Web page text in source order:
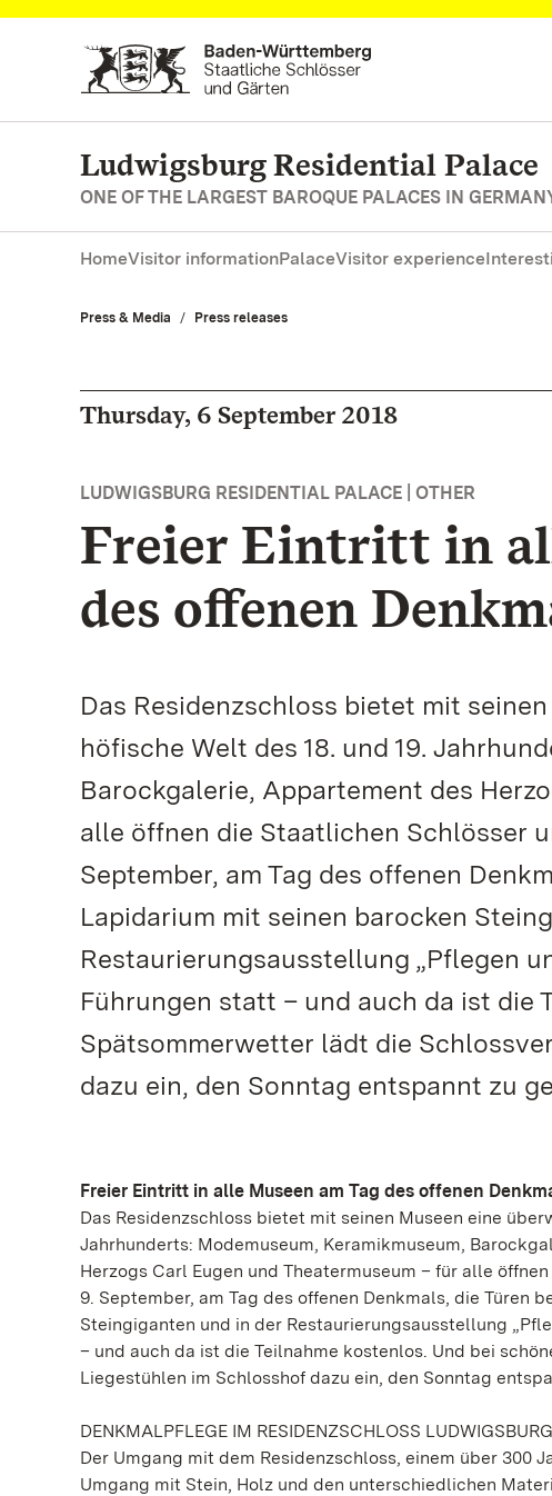
Navigate to main page
Ludwigsburg Residential Palace
ONE OF THE LARGEST BAROQUE PALACES IN
HomeVisitor informationPalaceVisitor experience
Press & Media Press releases
Thursday, 6 September 2018
LUDWIGSBURG RESIDENTIAL PALACE | OTHER
Freier Eintritt in
des offenen
Das Residenzschloss bietet mit
höfische Welt des 18. und 19.
Barockgalerie, Appartement des
alle öffnen die Staatlichen Schlösser
September, am Tag des offenen
Lapidarium mit seinen barocken
Restaurierungsausstellung „Pflegen
Führungen statt – und auch da ist die
Spätsommerwetter lädt die
dazu ein, den Sonntag entspannt zu
Freier Eintritt in alle Museen am Tag des offenen
Das Residenzschloss bietet mit seinen Museen eine
Jahrhunderts: Modemuseum, Keramikmuseum,
Herzogs Carl Eugen und Theatermuseum – für alle
9. September, am Tag des offenen Denkmals, die Türen
Steingiganten und in der Restaurierungsausstellung
– und auch da ist die Teilnahme kostenlos. Und bei
Liegestühlen im Schlosshof dazu ein, den Sonntag
DENKMALPFLEGE IM RESIDENZSCHLOSS LUDWIGSBURG
Der Umgang mit dem Residenzschloss, einem über 300
Umgang mit Stein, Holz und den unterschiedlichen